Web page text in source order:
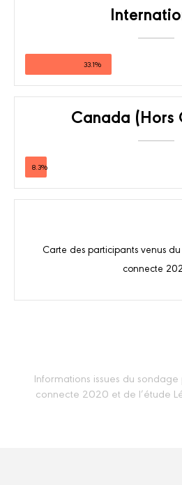
33.1%
Canada (Hors
8.3%
Carte des participants venus
connecte
Informations issues du
connecte 2020 et de l’étude